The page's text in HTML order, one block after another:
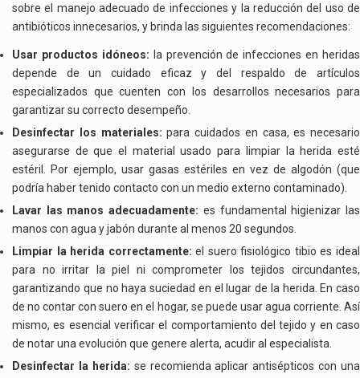
sobre el manejo adecuado de infecciones y la reducción del uso de
antibióticos innecesarios, y brinda las siguientes recomendaciones:
Usar productos idóneos: la prevención de infecciones en heridas
depende de un cuidado eficaz y del respaldo de artículos
especializados que cuenten con los desarrollos necesarios para
garantizar su correcto desempeño.
Desinfectar los materiales: para cuidados en casa, es necesario
asegurarse de que el material usado para limpiar la herida esté
estéril. Por ejemplo, usar gasas estériles en vez de algodón (que
podría haber tenido contacto con un medio externo contaminado).
Lavar las manos adecuadamente: es fundamental higienizar las
manos con agua y jabón durante al menos 20 segundos.
Limpiar la herida correctamente: el suero fisiológico tibio es ideal
para no irritar la piel ni comprometer los tejidos circundantes,
garantizando que no haya suciedad en el lugar de la herida. En caso
de no contar con suero en el hogar, se puede usar agua corriente. Así
mismo, es esencial verificar el comportamiento del tejido y en caso
de notar una evolución que genere alerta, acudir al especialista.
Desinfectar la herida: se recomienda aplicar antisépticos con una